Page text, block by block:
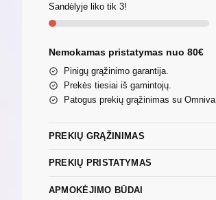
Sandėlyje liko tik 3!
Nemokamas pristatymas nuo 80€
Pinigų grąžinimo garantija.
Prekės tiesiai iš gamintojų.
Patogus prekių grąžinimas su Omniva.
PREKIŲ GRĄŽINIMAS
PREKIŲ PRISTATYMAS
APMOKĖJIMO BŪDAI